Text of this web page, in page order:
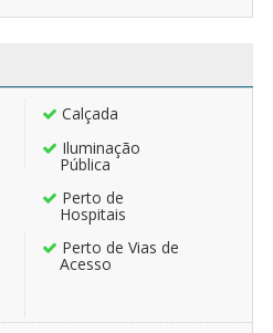
Calçada
Iluminação
Pública
Perto de
Hospitais
Perto de Vias de
Acesso